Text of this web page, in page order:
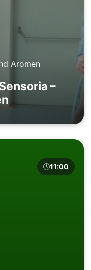
Aromen
–
11:00